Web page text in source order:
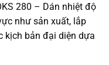
280 – Dán nhiệt độ
như sản xuất, lắp
kịch bản đại diện dựa